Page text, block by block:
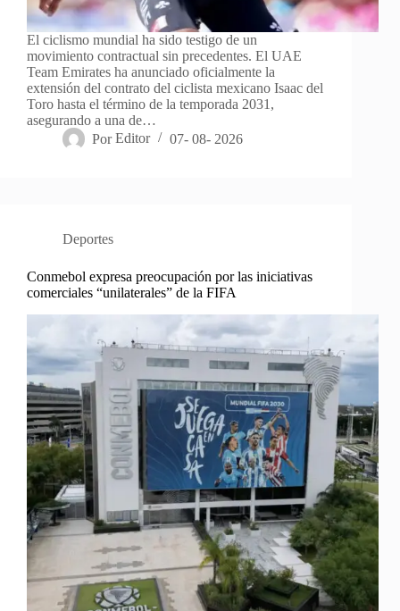
El ciclismo mundial ha sido testigo de un
movimiento contractual sin precedentes. El UAE
Team Emirates ha anunciado oficialmente la
extensión del contrato del ciclista mexicano Isaac del
Toro hasta el término de la temporada 2031,
asegurando a una de…
Por Editor 07- 08- 2026
Deportes
Conmebol expresa preocupación por las iniciativas
comerciales “unilaterales” de la FIFA